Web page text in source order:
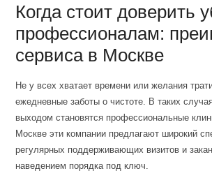
Когда стоит доверить
профессионалам:
сервиса в Москве
Не у всех хватает времени или желания
ежедневные заботы о чистоте. В таких
выходом становятся профессиональные
Москве эти компании предлагают широкий
регулярных поддерживающих визитов и
наведением порядка под ключ.